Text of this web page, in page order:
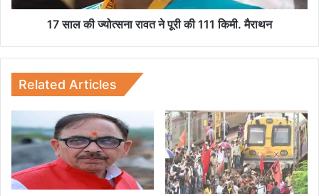
रा
की
1
1
1
कि
मी
.
17 साल की ज्योत्सना रावत ने पूरी की 111 किमी. मैराथन
Related Articles